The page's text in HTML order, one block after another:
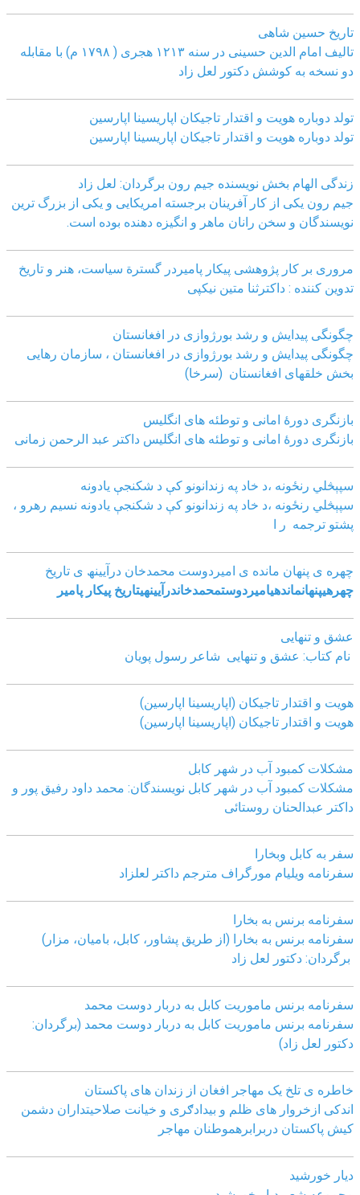
تاریخ حسین شاهی
تالیف امام الدین حسینی در سنه ۱۲۱۳ هجری ( ۱۷۹۸ م) با مقابله
دو نسخه به کوشش دکتور لعل زاد
تولد دوباره هویت و اقتدار تاجیکان اپاریسینا اپارسین
تولد دوباره هویت و اقتدار تاجیکان اپاریسینا اپارسین
زندگی الهام بخش نویسنده جیم رون برگردان: لعل زاد
جیم رون یکی از کار آفرینان برجسته امریکایی و یکی از بزرگ ترین
نویسندگان و سخن رانان ماهر و انگیزه دهنده بوده است.
مروری بر کار پژوهشی پیکار پامیردر گسترة سیاست، هنر و تاریخ
تدوین کننده : داکترثنا متین نیکپی
چگونگی پیدایش و رشد بورژوازی در افغانستان
چگونگی پیدایش و رشد بورژوازی در افغانستان ، سازمان رهایی
بخش خلقهای افغانستان (سرخا)
بازنگرى دورۀ امانى و توطئه هاى انگليس
بازنگرى دورۀ امانى و توطئه هاى انگليس داکتر عبد الرحمن زمانى
سپېڅلي رنځونه ،د خاد په زندانونو کې د شکنجې یادونه
سپېڅلي رنځونه ،د خاد په زندانونو کې د شکنجې یادونه نسیم رهرو ،
پشتو ترجمه ر ا
چھره ی پنھان مانده ی امیردوست محمدخان درآیینھ ی تاریخ
چھرهیپنھانماندهیامیردوستمحمدخاندرآیینھیتاریخ پیکار پامیر
عشق و تنهایی
نام کتاب: عشق و تنهایی شاعر رسول پویان
هویت و اقتدار تاجیکان (اپاریسینا اپارسین)
هویت و اقتدار تاجیکان (اپاریسینا اپارسین)
مشکلات کمبود آب در شهر کابل
مشکلات کمبود آب در شهر کابل نویسندگان: محمد داود رفیق پور و
داکتر عبدالحنان روستائی
سفر به کابل وبخارا
سفرنامه ویلیام مورگراف مترجم داکتر لعلزاد
سفرنامه برنس به بخارا
سفرنامه برنس به بخارا (از طریق پشاور، کابل، بامیان، مزار)
برگردان: دکتور لعل زاد
سفرنامه برنس ماموریت کابل به دربار دوست محمد
سفرنامه برنس ماموریت کابل به دربار دوست محمد (برگردان:
دکتور لعل زاد)
خاطره ی تلخ یک مھاجر افغان از زندان ھای پاکستان
اندکی ازخروار ھای ظلم و بیدادګری و خیانت صلاحیتداران دشمن
کیش پاکستان دربرابرھموطنان مھاجر
دیار خورشید